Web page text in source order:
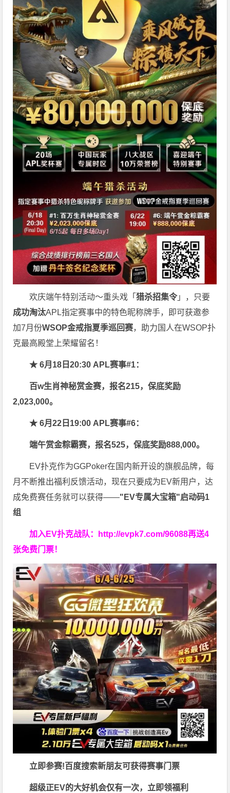
欢庆端午特别活动～重头戏「猎杀招集令」，只要
成功淘汰APL指定赛事中的特色昵称牌手，即可获邀参
加7月份WSOP金戒指夏季巡回赛，助力国人在WSOP扑
克最高殿堂上荣耀留名！
★ 6月18日20:30 APL赛事#1：
百w生肖神秘赏金赛，报名215，保底奖励
2,023,000。
★ 6月22日19:00 APL赛事#6：
端午赏金粽霸赛，报名525，保底奖励888,000。
EV扑克作为GGPoker在国内新开设的旗舰品牌，每
月不断推出福利反馈活动，现在只要成为EV新用户，达
成免费赛任务就可以获得——"EV专属大宝箱"启动码1
组
加入EV扑克战队： http://evpk7.com/96088再送4
张免费门票！
立即参赛!百度搜索新朋友可获得赛事门票
超级正EV的大好机会仅有一次，立即领福利